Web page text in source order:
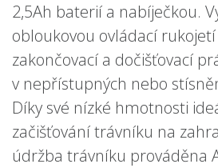
2,5Ah baterií a nabíječkou.
obloukovou ovládací
zakončovací a dočišťovací
v nepřístupných nebo
Díky své nízké hmotnosti
začišťování trávníku na
údržba trávníku prováděna